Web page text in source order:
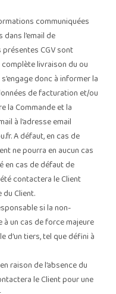
communiquées
l’email de
CGV sont
complète livraison du ou
donc à informer la
de facturation et/ou
la Commande et la
à l’adresse email
. A défaut, en cas de
ne pourra en aucun cas
en cas de défaut de
contactera le Client
Client.
si la non-
un cas de force majeure
d’un tiers, tel que défini à
raison de l’absence du
le Client pour une